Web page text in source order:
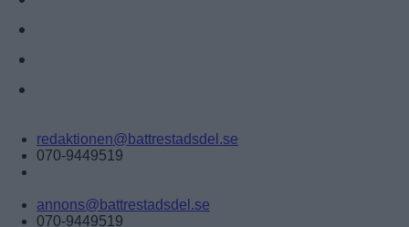
redaktionen@battrestadsdel.se
070-9449519
annons@battrestadsdel.se
070-9449519